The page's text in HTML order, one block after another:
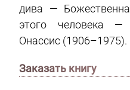
дива —
этого человека —
Онассис (1906–1975).
Заказать книгу